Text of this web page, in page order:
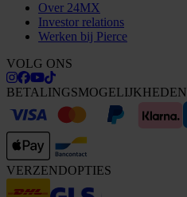
Over 24MX
Investor relations
Werken bij Pierce
VOLG ONS
BETALINGSMOGELIJKHEDEN
VERZENDOPTIES